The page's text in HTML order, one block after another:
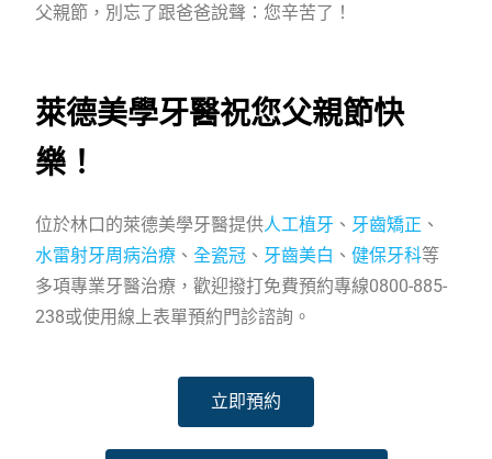
父親節，別忘了跟爸爸說聲：您辛苦了！
萊德美學牙醫祝您父親節快
樂！
位於林口的萊德美學牙醫提供人工植牙 、 牙齒矯正 、
水雷射牙周病治療 、全瓷冠 、 牙齒美白 、健保牙科等
多項專業牙醫治療，歡迎撥打免費預約專線0800-885-
238或使用線上表單預約門診諮詢。
立即預約